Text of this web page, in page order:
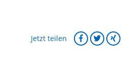
Jetzt teilen